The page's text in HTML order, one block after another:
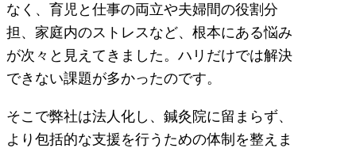
なく、育児と仕事の両立や夫婦間の役割分
担、家庭内のストレスなど、根本にある悩み
が次々と見えてきました。ハリだけでは解決
できない課題が多かったのです。
そこで弊社は法人化し、鍼灸院に留まらず、
より包括的な支援を行うための体制を整えま